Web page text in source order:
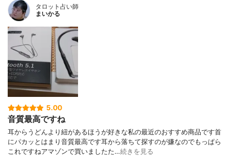
タロット占い師
まいかる
5.00
音質最高ですね
耳からうどんより紐があるほうが好きな私の最近のおすすめ商品です首
にパカッとはまり音質最高です耳から落ちて探すのが嫌なのでもっぱら
これですねアマゾンで買いましたた…続きを見る